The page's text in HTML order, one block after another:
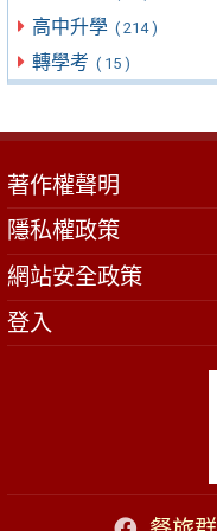
高中升學 ( 214 )
轉學考 ( 15 )
著作權聲明
隱私權政策
網站安全政策
登入